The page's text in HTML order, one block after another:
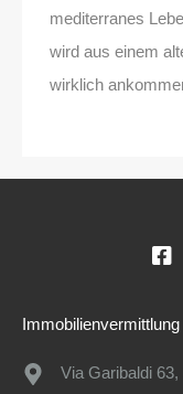
mediterranes
wird aus einem
wirklich
Via Garibaldi